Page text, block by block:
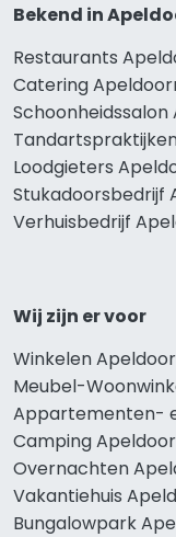
Bekend in
Restaurants
Catering
Loodgieters
Stukadoorsbedrijf
Verhuisbedrijf
Wij zijn er voor
Winkelen
Meubel-
Appartementen-
Camping
Overnachten
Vakantiehuis
Bungalowpark